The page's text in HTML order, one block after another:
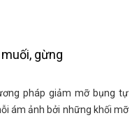
gừng
pháp giảm mỡ bụng tự
ám ảnh bởi những khối mỡ